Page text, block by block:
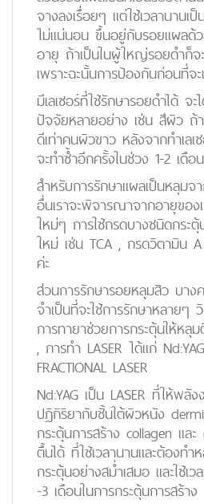
จางลงเรื่อยๆ แต่ใช้เวลานานเป็
ไม่แน่นอน ขึ้นอยู่กับรอยแผลด้
อายุ ถ้าเป็นในผู้ใหญ่รอยดำก็จ
เพราะฉะนั้นการป้องกันก่อนที่จ
มีเลเซอร์ที่ใช้รักษารอยดำได้ จ
ปัจจัยหลายอย่าง เช่น สีผิว ถ้
ดีเท่าคนผิวขาว หลังจากทำเลเ
จะทำซ้ำอีกครั้งในช่วง 1-2 เดือ
สำหรับการรักษาแผลเป็นหลุม
อื่นเราจะพิจารณาจากอายุขอ
ใหม่ๆ การใช้กรดบางชนิดกระตุ้
ใหม่ เช่น TCA , กรดวิตามิน
ค่ะ
ส่วนการรักษารอยหลุมสิว บาง
จำเป็นที่จะใช้การรักษาหลายๆ
การทายาช่วยการกระตุ้นให้หลุ
, การทำ LASER ได้แก่
FRACTIONAL LASER
Nd:YAG เป็น LASER ที่ให้พลั
ปฎิกิริยากับชั้นใต้ผิวหนัง
กระตุ้นการสร้าง collagen แล
ตื้นได้ ที่ใช้เวลานานและต้องทำ
กระตุ้นอย่างสม่ำเสมอ และใช้เ
-3 เดือนในการกระตุ้นการสร้าง